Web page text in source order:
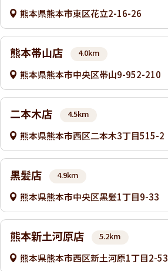
熊本県熊本市東区花立2-16-26
熊本帯山店 4.0km
熊本県熊本市中央区帯山9-952-210
二本木店 4.5km
熊本県熊本市西区二本木3丁目515-2
黒髪店 4.9km
熊本県熊本市中央区黒髪1丁目9-33
熊本新土河原店 5.2km
熊本県熊本市西区新土河原1丁目2-53